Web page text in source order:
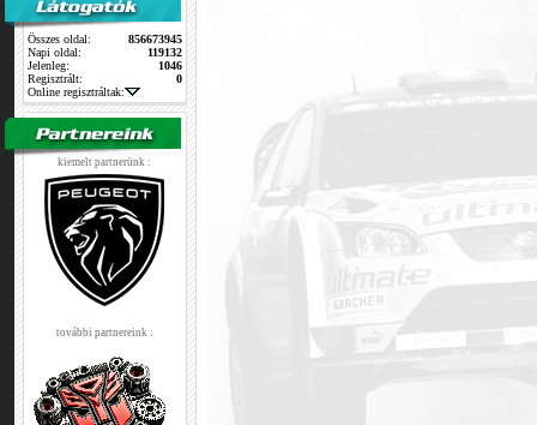
Összes oldal:
856673945
Napi oldal:
119132
Jelenleg:
1046
Regisztrált:
0
Online regisztráltak:
kiemelt partnerünk :
további partnereink :